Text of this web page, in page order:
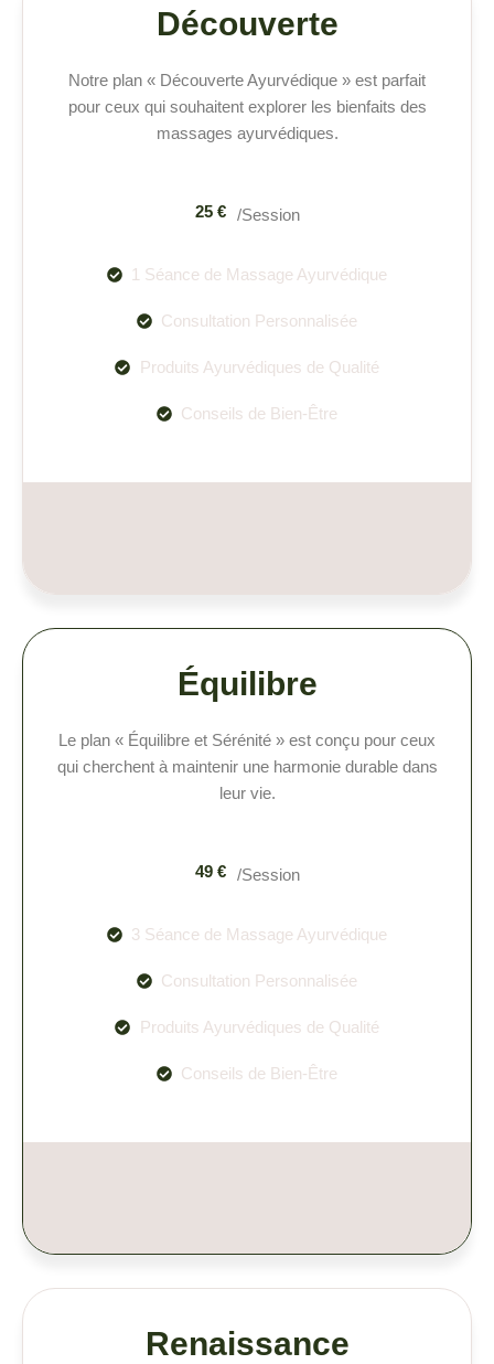
Découverte
Notre plan « Découverte Ayurvédique » est parfait
pour ceux qui souhaitent explorer les bienfaits des
massages ayurvédiques.
25 € /Session
1 Séance de Massage Ayurvédique
Consultation Personnalisée
Produits Ayurvédiques de Qualité
Conseils de Bien-Être
Équilibre
Le plan « Équilibre et Sérénité » est conçu pour ceux
qui cherchent à maintenir une harmonie durable dans
leur vie.
49 € /Session
3 Séance de Massage Ayurvédique
Consultation Personnalisée
Produits Ayurvédiques de Qualité
Conseils de Bien-Être
Renaissance